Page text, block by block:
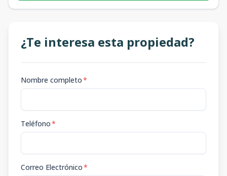
¿Te interesa esta propiedad?
Nombre completo*
Teléfono*
Correo Electrónico*